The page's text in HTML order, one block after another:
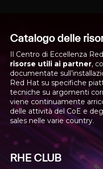
Catalogo delle
Il Centro di Eccellenza
risorse utili ai partner,
documentate
Red Hat su specifiche
tecniche su argomenti
viene continuamente
delle attività del CoE e
sales nelle varie country.
RHE CLUB